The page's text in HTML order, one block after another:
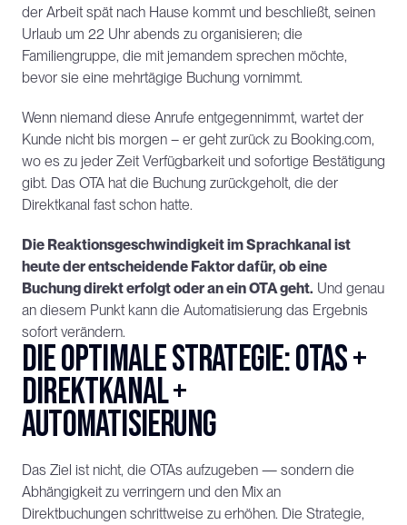
der Arbeit spät nach Hause kommt und beschließt, seinen
Urlaub um 22 Uhr abends zu organisieren; die
Familiengruppe, die mit jemandem sprechen möchte,
bevor sie eine mehrtägige Buchung vornimmt.
Wenn niemand diese Anrufe entgegennimmt, wartet der
Kunde nicht bis morgen – er geht zurück zu Booking.com,
wo es zu jeder Zeit Verfügbarkeit und sofortige Bestätigung
gibt. Das OTA hat die Buchung zurückgeholt, die der
Direktkanal fast schon hatte.
Die Reaktionsgeschwindigkeit im Sprachkanal ist
heute der entscheidende Faktor dafür, ob eine
Buchung direkt erfolgt oder an ein OTA geht. Und genau
an diesem Punkt kann die Automatisierung das Ergebnis
sofort verändern.
Die optimale Strategie: OTAs +
Direktkanal +
Automatisierung
Das Ziel ist nicht, die OTAs aufzugeben — sondern die
Abhängigkeit zu verringern und den Mix an
Direktbuchungen schrittweise zu erhöhen. Die Strategie,